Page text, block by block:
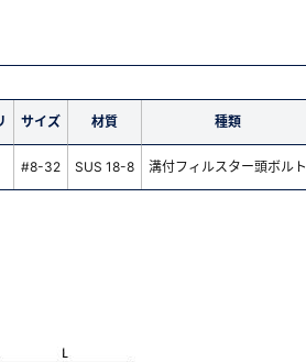
サイズ 材質 種類
#8-32 SUS 18-8 溝付フィルスター頭ボルト